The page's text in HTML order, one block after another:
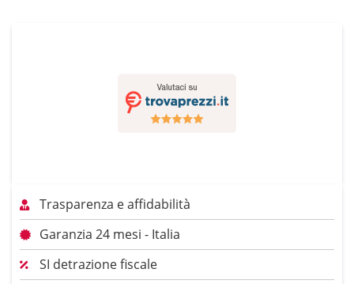
Trasparenza e affidabilità
Garanzia 24 mesi - Italia
SI detrazione fiscale